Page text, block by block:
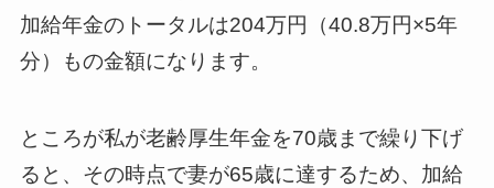
加給年金のトータルは204万円（40.8万円×5年
分）もの金額になります。
ところが私が老齢厚生年金を70歳まで繰り下げ
ると、その時点で妻が65歳に達するため、加給